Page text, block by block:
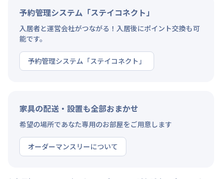
予約管理システム「ステイコネクト」
入居者と運営会社がつながる！入居後にポイント交換も可
能です。
予約管理システム「ステイコネクト」
家具の配送・設置も全部おまかせ
希望の場所であなた専用のお部屋をご用意します
オーダーマンスリーについて